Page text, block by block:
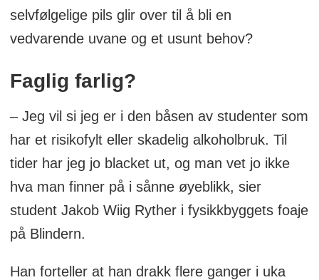
selvfølgelige pils glir over til å bli en
vedvarende uvane og et usunt behov?
Faglig farlig?
– Jeg vil si jeg er i den båsen av studenter som
har et risikofylt eller skadelig alkoholbruk. Til
tider har jeg jo blacket ut, og man vet jo ikke
hva man finner på i sånne øyeblikk, sier
student Jakob Wiig Ryther i fysikkbyggets foaje
på Blindern.
Han forteller at han drakk flere ganger i uka